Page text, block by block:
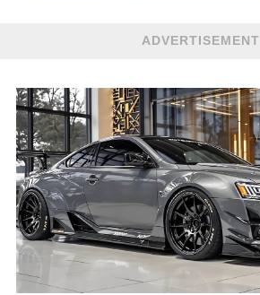
ADVERTISEMENT